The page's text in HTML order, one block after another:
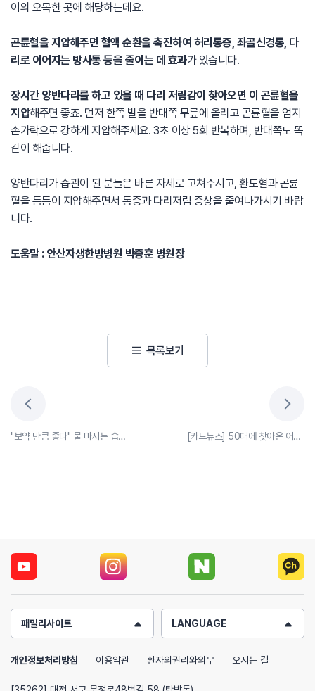
이의 오목한 곳에 해당하는데요.
곤륜혈을 지압해주면 혈액 순환을 촉진하여 허리통증, 좌골신경통, 다
리로 이어지는 방사통 등을 줄이는 데 효과가 있습니다.
장시간 양반다리를 하고 있을 때 다리 저림감이 찾아오면 이 곤륜혈을
지압해주면 좋죠. 먼저 한쪽 발을 반대쪽 무릎에 올리고 곤륜혈을 엄지
손가락으로 강하게 지압해주세요. 3초 이상 5회 반복하며, 반대쪽도 똑
같이 해줍니다.
양반다리가 습관이 된 분들은 바른 자세로 고쳐주시고, 환도혈과 곤륜
혈을 틈틈이 지압해주면서 통증과 다리저림 증상을 줄여나가시기 바랍
니다.
도움말 : 안산자생한방병원 박종훈 병원장
"보약 만큼 좋다" 물 마시는 습관의 효능
목록보기
[카드뉴스] 50대에 찾아온 어깨통증, 오십견 아니라 목디스크?!
패밀리사이트 LANGUAGE
개인정보처리방침 이용약관 환자의권리와의무 오시는 길